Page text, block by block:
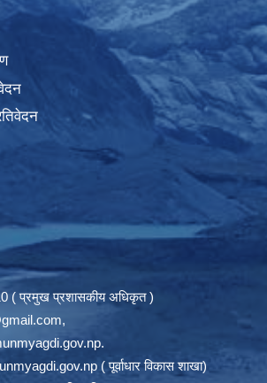
( प्रमुख प्रशासकीय अधिकृत )
,
.
( पूर्वाधार विकास शाखा)